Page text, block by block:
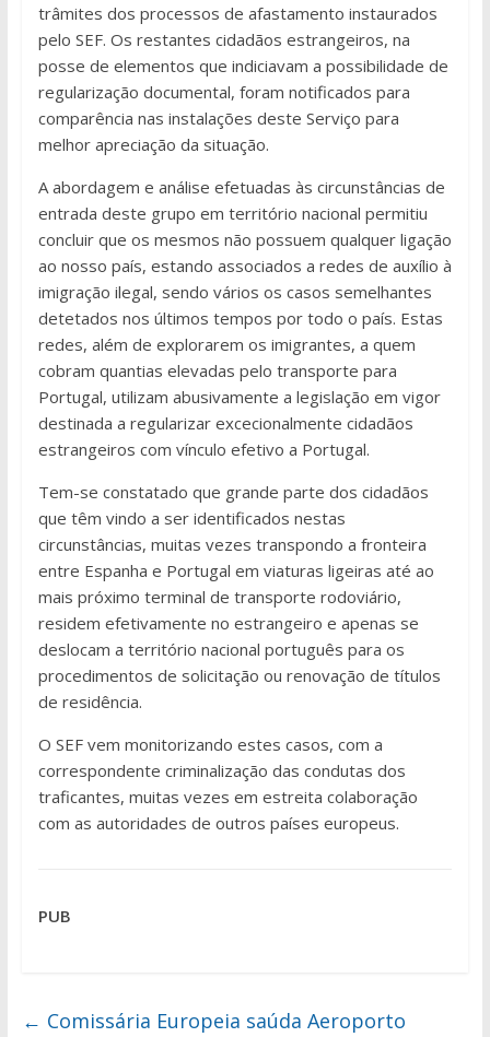
trâmites dos processos de afastamento instaurados
pelo SEF. Os restantes cidadãos estrangeiros, na
posse de elementos que indiciavam a possibilidade de
regularização documental, foram notificados para
comparência nas instalações deste Serviço para
melhor apreciação da situação.
A abordagem e análise efetuadas às circunstâncias de
entrada deste grupo em território nacional permitiu
concluir que os mesmos não possuem qualquer ligação
ao nosso país, estando associados a redes de auxílio à
imigração ilegal, sendo vários os casos semelhantes
detetados nos últimos tempos por todo o país. Estas
redes, além de explorarem os imigrantes, a quem
cobram quantias elevadas pelo transporte para
Portugal, utilizam abusivamente a legislação em vigor
destinada a regularizar excecionalmente cidadãos
estrangeiros com vínculo efetivo a Portugal.
Tem-se constatado que grande parte dos cidadãos
que têm vindo a ser identificados nestas
circunstâncias, muitas vezes transpondo a fronteira
entre Espanha e Portugal em viaturas ligeiras até ao
mais próximo terminal de transporte rodoviário,
residem efetivamente no estrangeiro e apenas se
deslocam a território nacional português para os
procedimentos de solicitação ou renovação de títulos
de residência.
O SEF vem monitorizando estes casos, com a
correspondente criminalização das condutas dos
traficantes, muitas vezes em estreita colaboração
com as autoridades de outros países europeus.
PUB
← Comissária Europeia saúda Aeroporto